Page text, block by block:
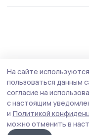
На сайте
пользоваться данным
согласие на
с настоящим
и Политикой
можно отменить в